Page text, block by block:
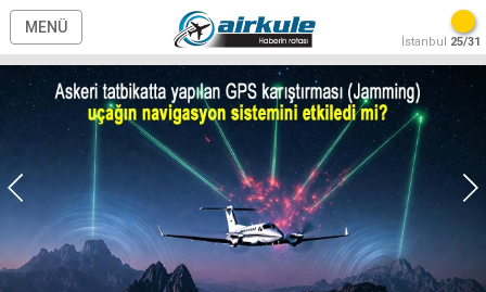
MENÜ
İstanbul 25/31